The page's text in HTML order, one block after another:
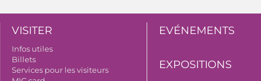
VISITER
Infos utiles
Billets
Services pour les visiteurs
EVÉNEMENTS
EXPOSITIONS